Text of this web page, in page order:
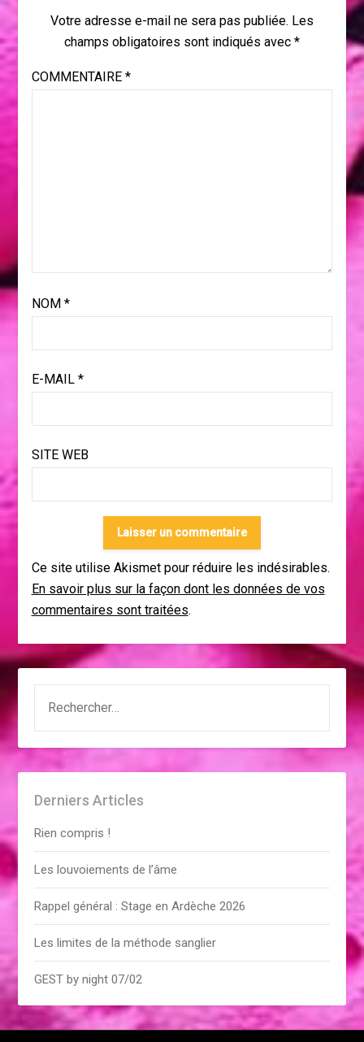
Votre adresse e-mail ne sera pas publiée. Les
champs obligatoires sont indiqués avec *
COMMENTAIRE *
NOM *
E-MAIL *
SITE WEB
Ce site utilise Akismet pour réduire les indésirables.
En savoir plus sur la façon dont les données de vos
commentaires sont traitées.
Derniers Articles
Rien compris !
Les louvoiements de l’âme
Rappel général : Stage en Ardèche 2026
Les limites de la méthode sanglier
GEST by night 07/02